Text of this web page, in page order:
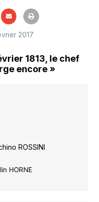
2017
1813, le chef
encore »
ROSSINI
HORNE